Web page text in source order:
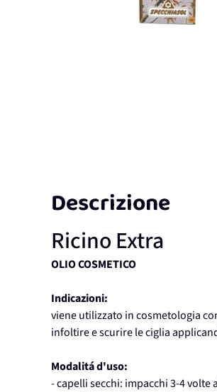
Descrizione
Ricino Extra
OLIO COSMETICO
Indicazioni:
viene utilizzato in cosmetologia
infoltire e scurire le ciglia
Modalitá d'uso:
- capelli secchi: impacchi 3-4 volte